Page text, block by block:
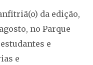
da edição,
no Parque
e
e